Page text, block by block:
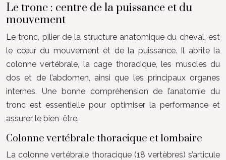
Le tronc : centre de la puissance et du
mouvement
Le tronc, pilier de la structure anatomique du cheval, est
le cœur du mouvement et de la puissance. Il abrite la
colonne vertébrale, la cage thoracique, les muscles du
dos et de l’abdomen, ainsi que les principaux organes
internes. Une bonne compréhension de l’anatomie du
tronc est essentielle pour optimiser la performance et
assurer le bien-être.
Colonne vertébrale thoracique et lombaire
La colonne vertébrale thoracique (18 vertèbres) s’articule